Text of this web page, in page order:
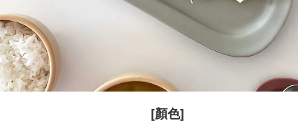
[顏色]